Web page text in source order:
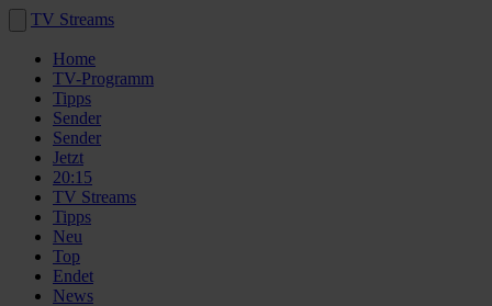
TV Streams
Home
TV-Programm
Tipps
Sender
Sender
Jetzt
20:15
TV Streams
Tipps
Neu
Top
Endet
News